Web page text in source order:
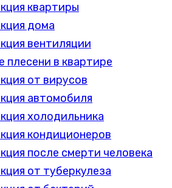
квартиры
дома
вентиляции
плесени в квартире
от вирусов
автомобиля
холодильника
кондиционеров
после смерти человека
от туберкулеза